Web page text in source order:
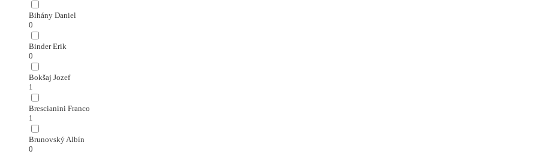
Bihány Daniel
0
Binder Erik
0
Bokšaj Jozef
1
Brescianini Franco
1
Brunovský Albín
0